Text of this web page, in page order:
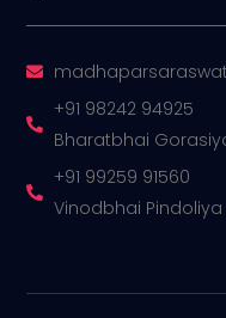
+91 98242 94925
Bharatbhai
+91 99259 91560
Vinodbhai Pindoliya